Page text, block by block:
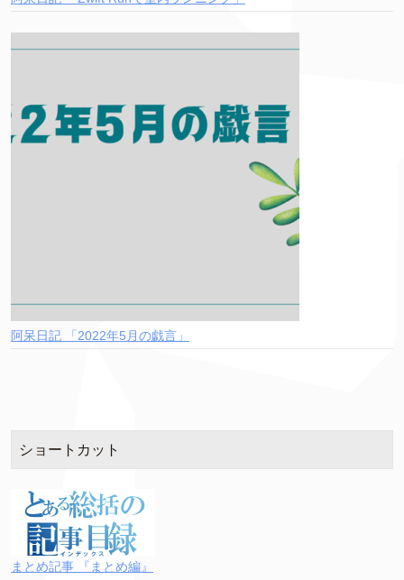
阿呆日記 「2022年5月の戯言」
ショートカット
まとめ記事 『まとめ編』